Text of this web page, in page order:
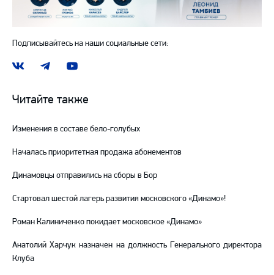
Подписывайтесь на наши социальные сети:
Наша
ВКонтакте
Наш
в
Telegram
Наш
YouTube
Читайте также
Изменения в составе бело-голубых
Началась приоритетная продажа абонементов
Динамовцы отправились на сборы в Бор
Стартовал шестой лагерь развития московского «Динамо»!
Роман Калиниченко покидает московское «Динамо»
Анатолий Харчук назначен на должность Генерального директора
Клуба